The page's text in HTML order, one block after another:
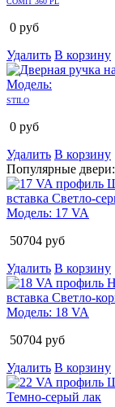
0 руб
Удалить В корзину
Модель:
STILO
0 руб
Удалить В корзину
Популярные двери:
Модель: 17 VA
50704 руб
Удалить В корзину
Модель: 18 VA
50704 руб
Удалить В корзину